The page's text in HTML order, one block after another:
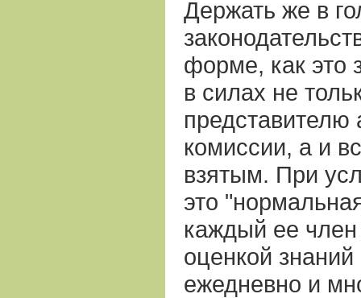
Держать же в
форме, как это
в силах не
представителю
комиссии, а и
взятым. При
это
каждый ее
оценкой
ежедневно и